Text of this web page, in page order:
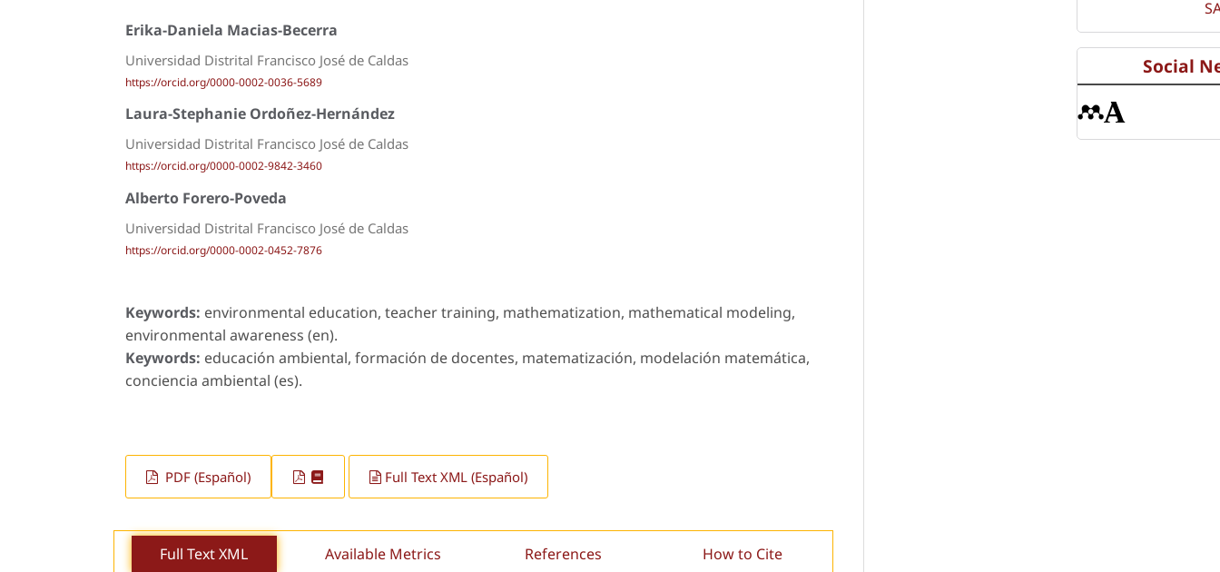
Erika-Daniela Macias-Becerra
Universidad Distrital Francisco José de Caldas
https://orcid.org/0000-0002-0036-5689
Laura-Stephanie Ordoñez-Hernández
Universidad Distrital Francisco José de Caldas
https://orcid.org/0000-0002-9842-3460
Alberto Forero-Poveda
Universidad Distrital Francisco José de Caldas
https://orcid.org/0000-0002-0452-7876
Keywords: environmental education, teacher training, mathematization, mathematical modeling,
environmental awareness (en).
Keywords: educación ambiental, formación de docentes, matematización, modelación matemática,
conciencia ambiental (es).
PDF (Español) Full Text XML (Español)
Full Text XML Available Metrics References How to Cite
Social